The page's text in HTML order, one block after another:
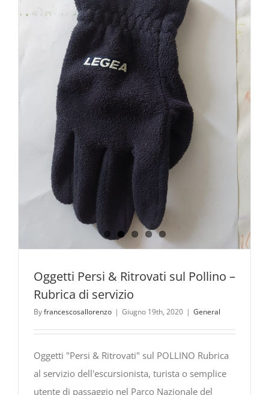
Oggetti Persi & Ritrovati sul Pollino –
Rubrica di servizio
Byfrancescosallorenzo | Giugno 19th, 2020 | General
Oggetti "Persi & Ritrovati" sul POLLINO Rubrica
al servizio dell'escursionista, turista o semplice
utente di passaggio nel Parco Nazionale del